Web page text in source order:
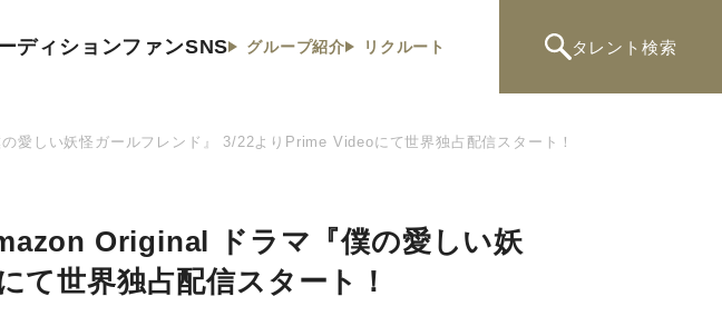
ディションファンSNS グループ紹介 リクルート タレント 検索
愛しい妖怪ガールフレンド』 3/22よりPrime Videoにて世界独占配信スタート！
Original ドラマ『僕の愛しい妖
世界独占配信スタート！